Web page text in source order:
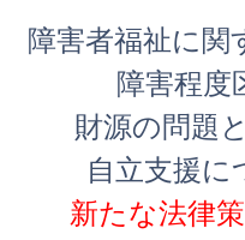
障害者福祉に関
障害程度
財源の問題
自立支援に
新たな法律